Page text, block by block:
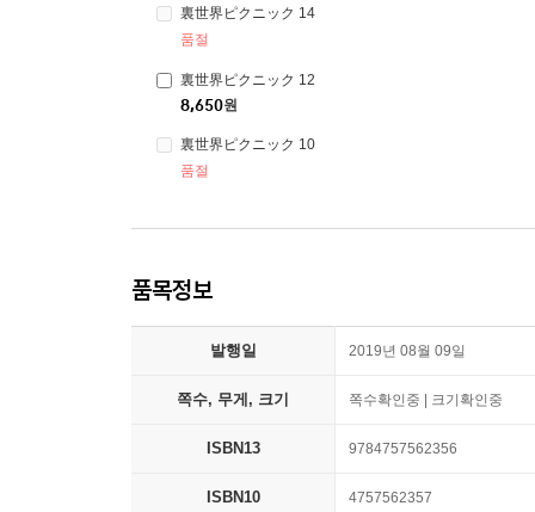
裏世界ピクニック 14
품절
裏世界ピクニック 12
8,650원
裏世界ピクニック 10
품절
품목정보
발행일 2019년 08월 09일
쪽수, 무게, 크기 쪽수확인중 | 크기확인중
ISBN13 9784757562356
ISBN10 4757562357